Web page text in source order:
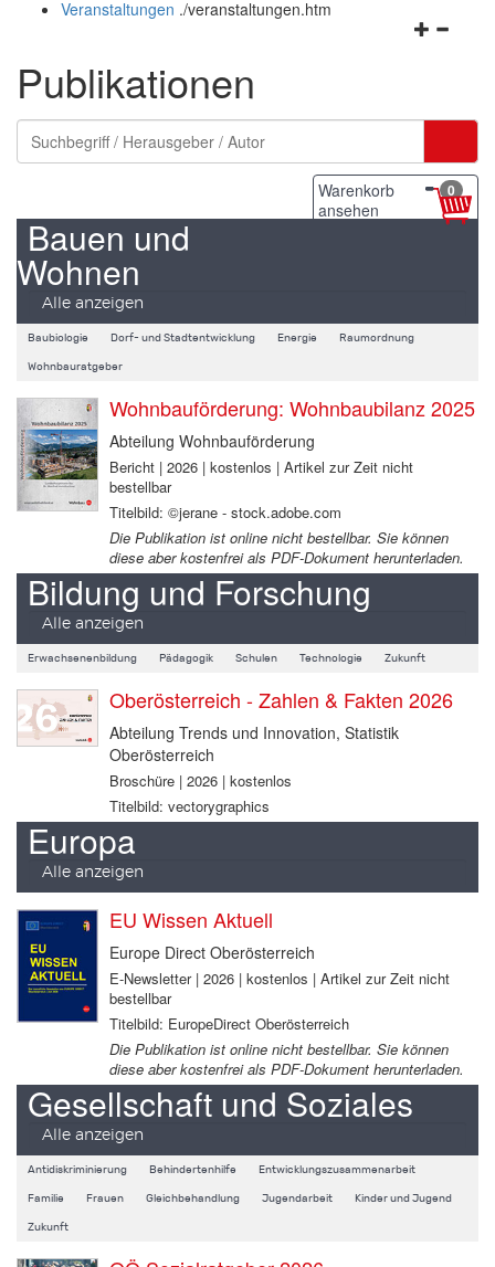
schließen
Veranstaltungen ./veranstaltungen.htm
Publikationen
Warenkorb
ansehen
0
Bauen und
Wohnen
Alle anzeigen
Baubiologie Dorf- und Stadtentwicklung Energie Raumordnung
Wohnbauratgeber
Wohnbauförderung: Wohnbaubilanz 2025
Abteilung Wohnbauförderung
Bericht | 2026 | kostenlos | Artikel zur Zeit nicht
bestellbar
Titelbild: ©jerane - stock.adobe.com
Die Publikation ist online nicht bestellbar. Sie können
diese aber kostenfrei als PDF-Dokument herunterladen.
Bildung und Forschung
Alle anzeigen
Erwachsenenbildung Pädagogik Schulen Technologie Zukunft
Oberösterreich - Zahlen & Fakten 2026
Abteilung Trends und Innovation, Statistik
Oberösterreich
Broschüre | 2026 | kostenlos
Titelbild: vectorygraphics
Europa
Alle anzeigen
EU Wissen Aktuell
Europe Direct Oberösterreich
E-Newsletter | 2026 | kostenlos | Artikel zur Zeit nicht
bestellbar
Titelbild: EuropeDirect Oberösterreich
Die Publikation ist online nicht bestellbar. Sie können
diese aber kostenfrei als PDF-Dokument herunterladen.
Gesellschaft und Soziales
Alle anzeigen
Antidiskriminierung Behindertenhilfe Entwicklungszusammenarbeit
Familie Frauen Gleichbehandlung Jugendarbeit Kinder und Jugend
Zukunft